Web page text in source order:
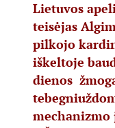
Lietuvos
teisėjas
pilkojo
iškeltoje
dienos
mechanizmo